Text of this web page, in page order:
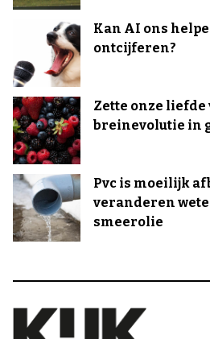
Kan AI ons
ontcijferen?
Zette onze
breinevolutie in
Pvc is moeilijk
veranderen
smeerolie